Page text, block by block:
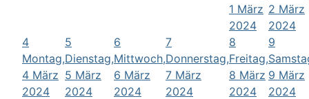
1 März
2024
2 März
2024
4
Montag,
4 März
2024
5
Dienstag,
5 März
2024
6
Mittwoch,
6 März
2024
7
Donnerstag,
7 März
2024
8
Freitag,
8 März
2024
9
9 März
2024